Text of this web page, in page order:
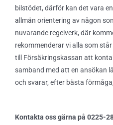
bilstödet, därför kan det vara
allmän orientering av någon
nuvarande regelverk, där
rekommenderar vi alla som
till Försäkringskassan att
samband med att en ansökan
och svarar, efter bästa
Kontakta oss gärna på 0225-